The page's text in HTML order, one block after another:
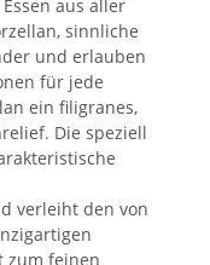
aus aller
sinnliche
und erlauben
für jede
ein filigranes,
Die speziell
verleiht den von
zum feinen